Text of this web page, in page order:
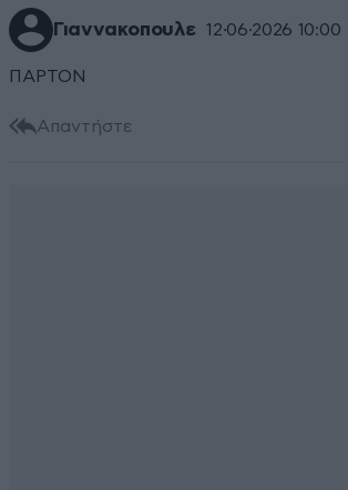
Γιαννακοπουλε 12·06·2026 10:00
ΠΑΡΤΟΝ
Απαντήστε